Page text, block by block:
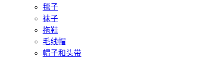
毯子
袜子
拖鞋
毛线帽
帽子和头带